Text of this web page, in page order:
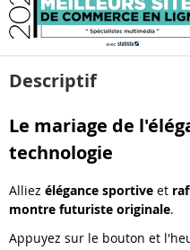
Descriptif
Le mariage de
technologie
Alliez élégance sportive et
montre futuriste originale.
Appuyez sur le bouton et